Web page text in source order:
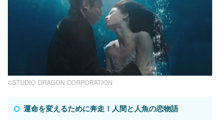
©︎STUDIO DRAGON CORPORATION
運命を変えるために奔走！人間と人魚の恋物語